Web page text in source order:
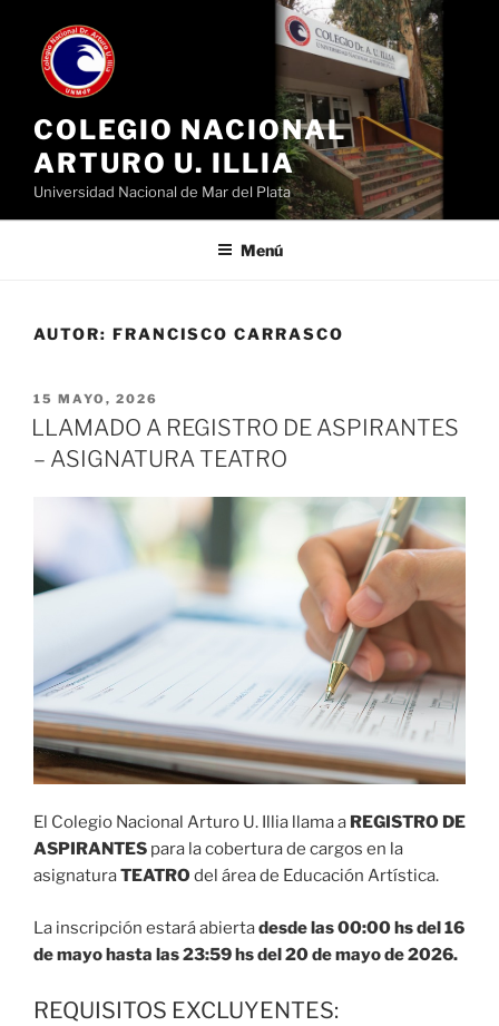
contenido
COLEGIO NACIONAL
ARTURO U. ILLIA
Universidad Nacional de Mar del Plata
Menú
AUTOR: FRANCISCO CARRASCO
PUBLICADO
EL
15 MAYO, 2026
LLAMADO A REGISTRO DE ASPIRANTES
– ASIGNATURA TEATRO
El Colegio Nacional Arturo U. Illia llama a REGISTRO DE
ASPIRANTES para la cobertura de cargos en la
asignaturaTEATRO del área de Educación Artística.
La inscripción estará abiertadesde las 00:00hsdel16
demayo hasta las 23:59hsdel20demayode 2026.
REQUISITOS EXCLUYENTES: